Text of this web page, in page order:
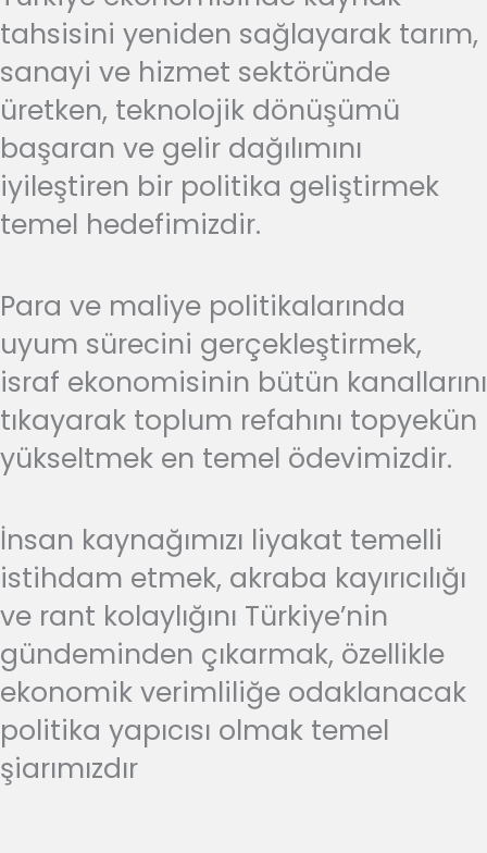
tahsisini yeniden sağlayarak tarım,
sanayi ve hizmet sektöründe
üretken, teknolojik dönüşümü
başaran ve gelir dağılımını
iyileştiren bir politika geliştirmek
temel hedefimizdir.
Para ve maliye politikalarında
uyum sürecini gerçekleştirmek,
israf ekonomisinin bütün kanallarını
tıkayarak toplum refahını topyekün
yükseltmek en temel ödevimizdir.
İnsan kaynağımızı liyakat temelli
istihdam etmek, akraba kayırıcılığı
ve rant kolaylığını Türkiye’nin
gündeminden çıkarmak, özellikle
ekonomik verimliliğe odaklanacak
politika yapıcısı olmak temel
şiarımızdır